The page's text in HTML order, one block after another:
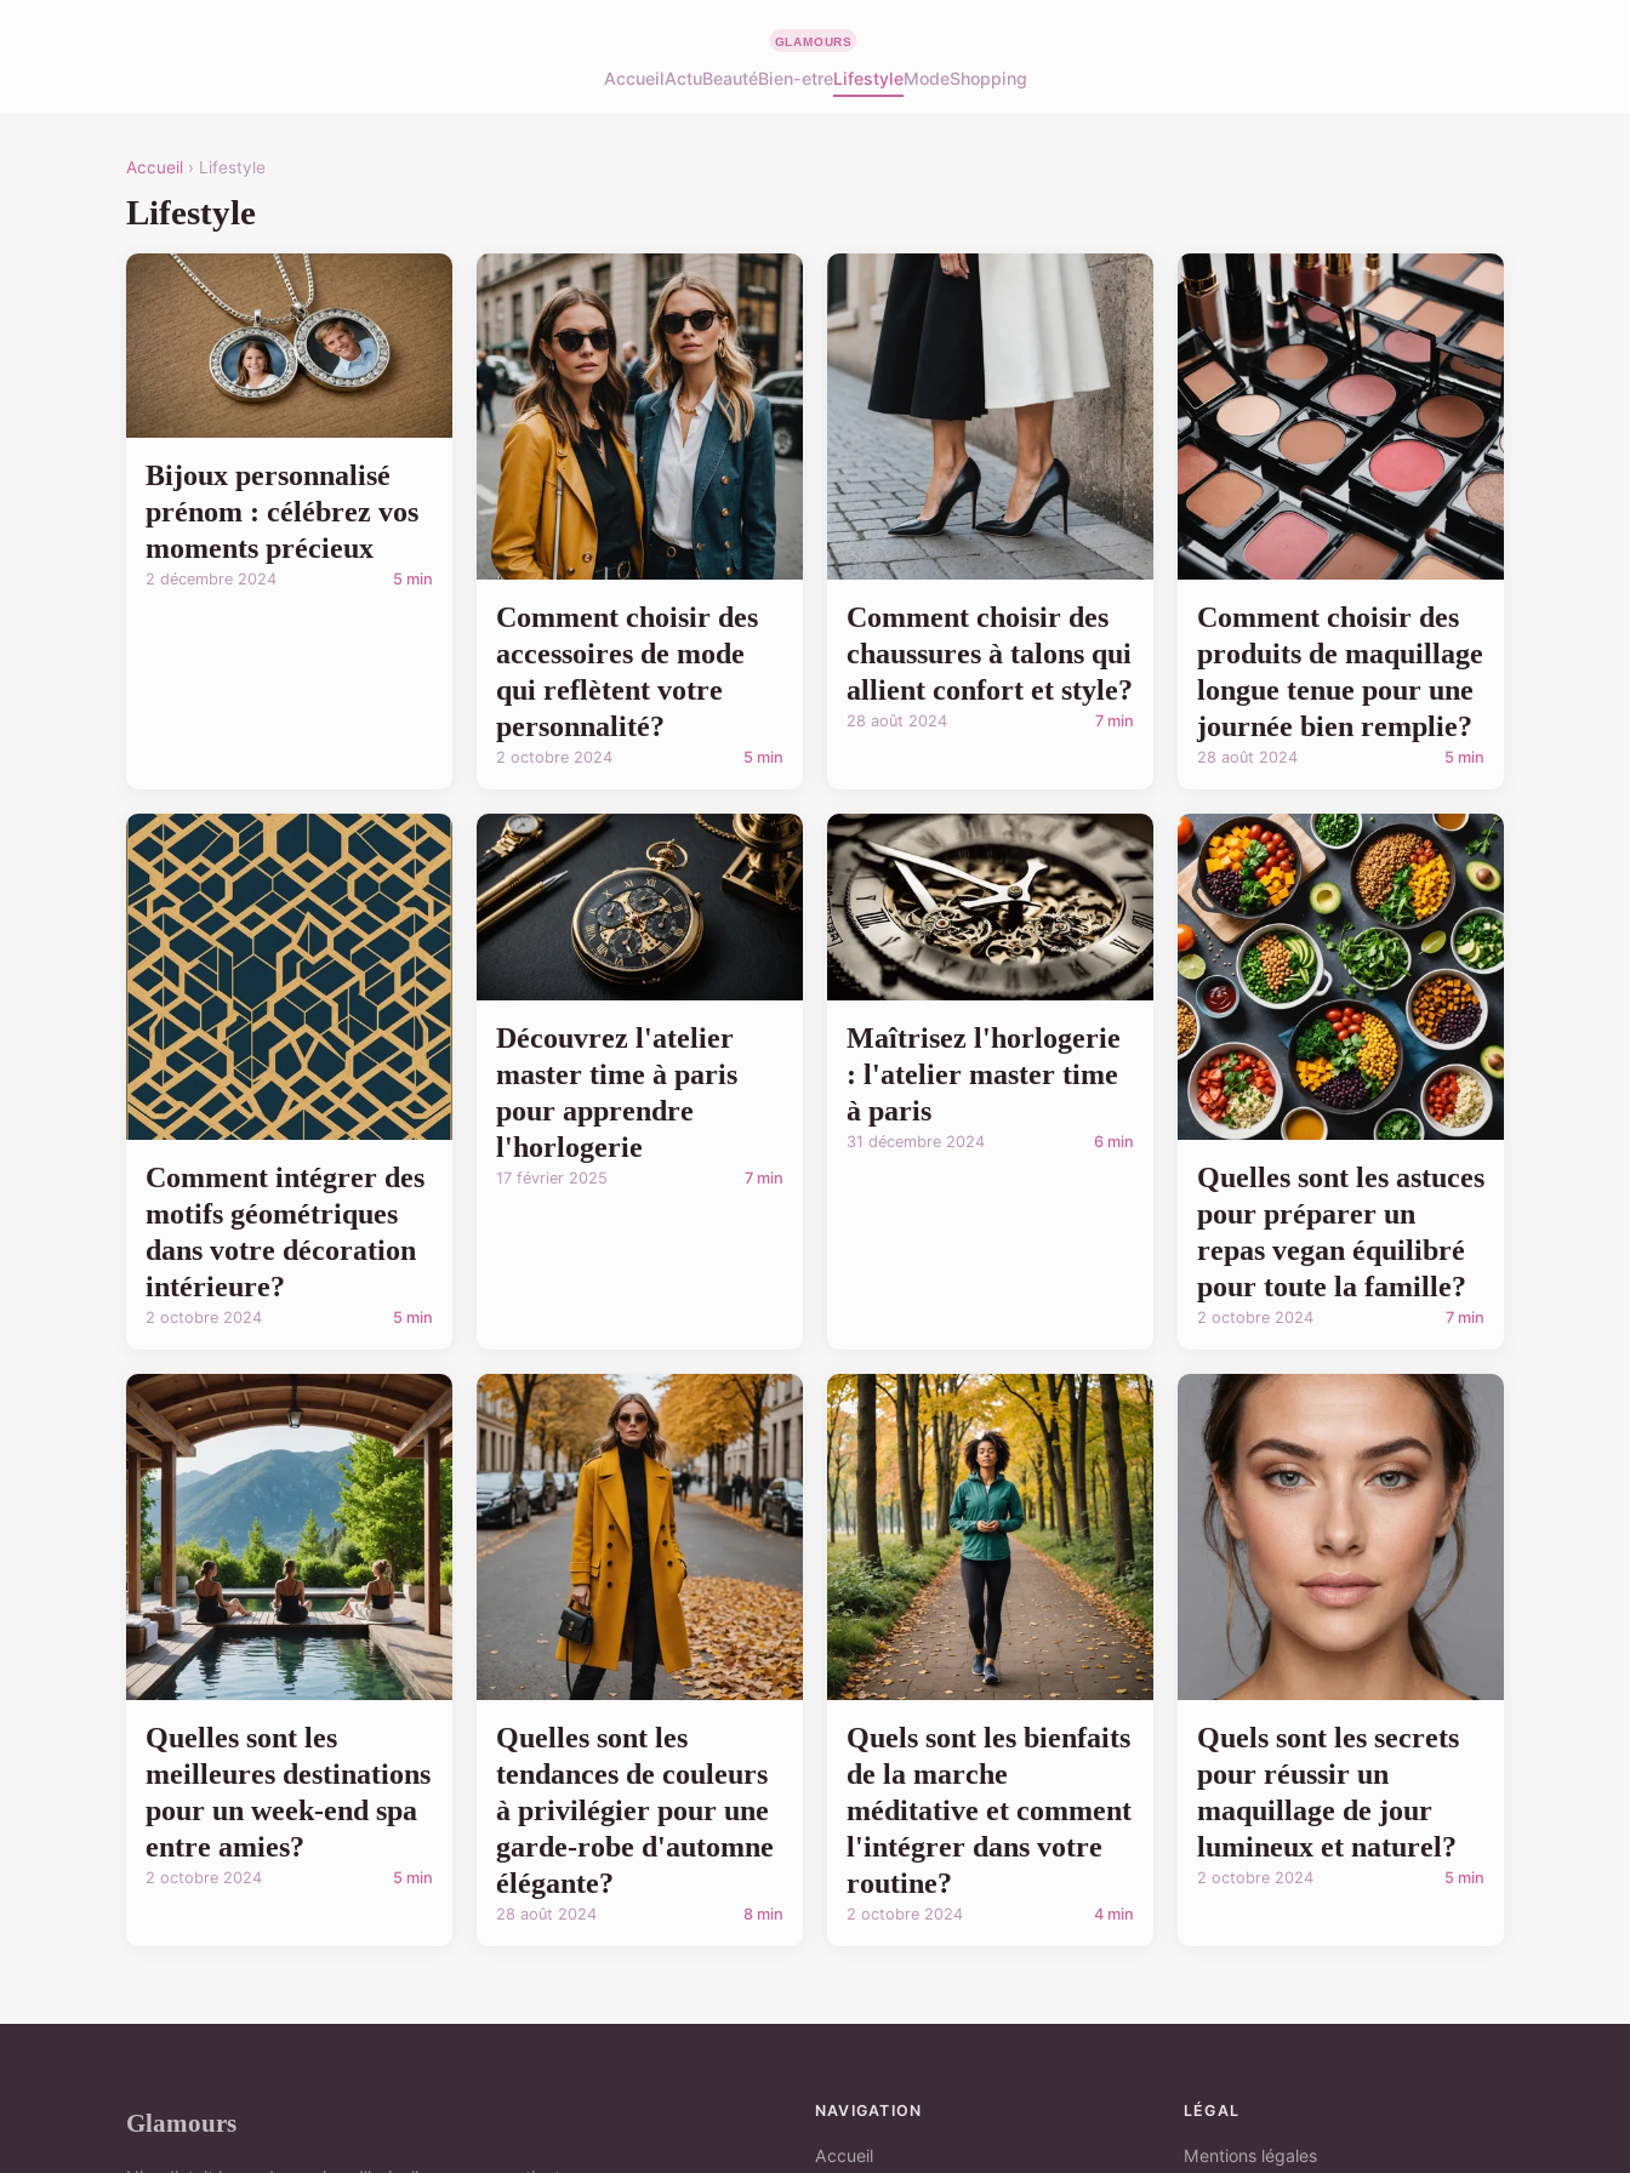
AccueilActuBeautéBien-etreLifestyleModeShopping
Accueil › Lifestyle
Lifestyle
Bijoux personnalisé
prénom : célébrez vos
moments précieux
2 décembre 2024 5 min
Comment choisir des
accessoires de mode
qui reflètent votre
personnalité?
2 octobre 2024 5 min
Comment choisir des
chaussures à talons qui
allient confort et style?
28 août 2024 7 min
Comment choisir des
produits de maquillage
longue tenue pour une
journée bien remplie?
28 août 2024 5 min
Comment intégrer des
motifs géométriques
dans votre décoration
intérieure?
2 octobre 2024 5 min
Découvrez l'atelier
master time à paris
pour apprendre
l'horlogerie
17 février 2025 7 min
Maîtrisez l'horlogerie
: l'atelier master time
à paris
31 décembre 2024 6 min
Quelles sont les astuces
pour préparer un
repas vegan équilibré
pour toute la famille?
2 octobre 2024 7 min
Quelles sont les
meilleures destinations
pour un week-end spa
entre amies?
2 octobre 2024 5 min
Quelles sont les
tendances de couleurs
à privilégier pour une
garde-robe d'automne
élégante?
28 août 2024 8 min
Quels sont les bienfaits
de la marche
méditative et comment
l'intégrer dans votre
routine?
2 octobre 2024 4 min
Quels sont les secrets
pour réussir un
maquillage de jour
lumineux et naturel?
2 octobre 2024 5 min
Glamours NAVIGATION
Accueil
LÉGAL
Mentions légales